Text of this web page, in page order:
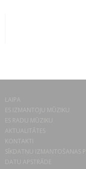
LAIPA
ES IZMANTOJU MŪZIKU
ES RADU MŪZIKU
AKTUALITĀTES
KONTAKTI
SĪKDATŅU IZMANTOŠANAS
DATU APSTRĀDE